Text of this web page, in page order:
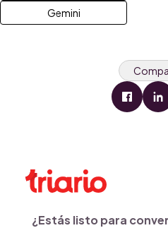
Gemini
¿Estás listo para